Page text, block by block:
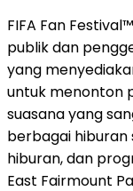
FIFA Fan
publik dan
yang
untuk menonton
suasana yang
berbagai hiburan
hiburan, dan
East Fairmount